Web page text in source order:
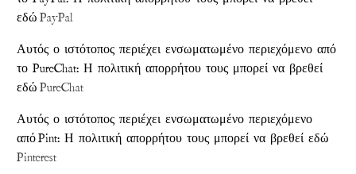
εδώPayPal
Αυτός ο ιστότοπος περιέχει ενσωματωμένο περιεχόμενο από
το PureChat: Η πολιτική απορρήτου τους μπορεί να βρεθεί
εδώPureChat
Αυτός ο ιστότοπος περιέχει ενσωματωμένο περιεχόμενο
από Pint: Η πολιτική απορρήτου τους μπορεί να βρεθεί εδώ
Pinterest